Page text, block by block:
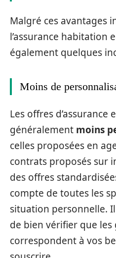
Malgré ces avantages
l’assurance habitation
également quelques
Moins de
Les offres d’assurance
généralement moins
celles proposées en
contrats proposés sur
des offres
compte de toutes les
situation personnelle.
de bien vérifier que
correspondent à vos